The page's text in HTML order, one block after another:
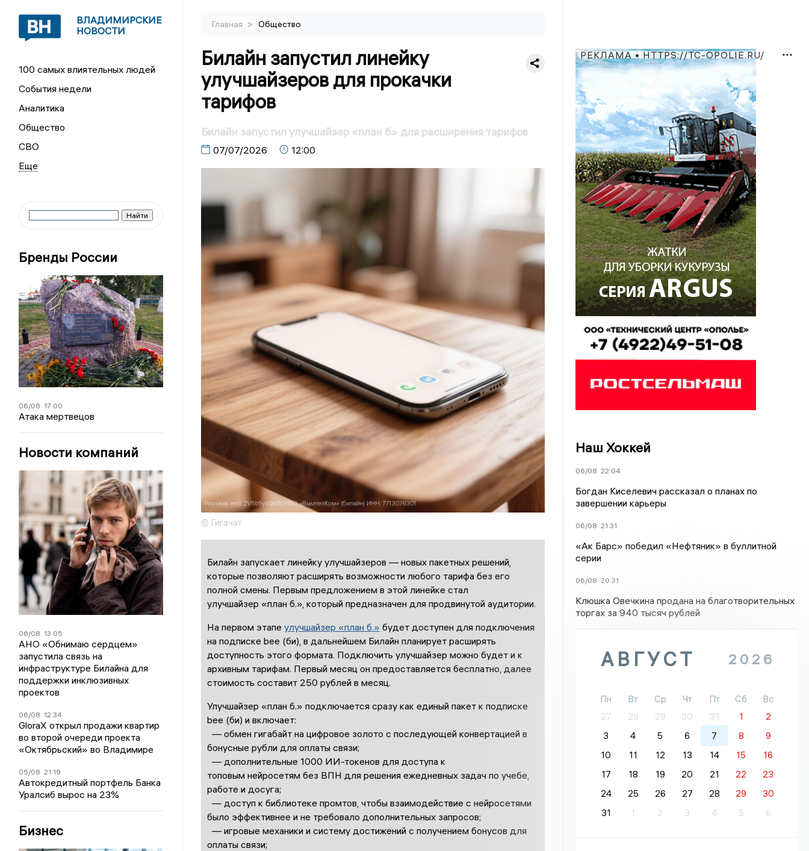
ВЛАДИМИРСКИЕ
НОВОСТИ
100 самых влиятельных людей
События недели
Аналитика
Общество
СВО
Бренды России
06/08 17:00
Атака мертвецов
Новости компаний
06/08 13:05
АНО «Обнимаю сердцем»
запустила связь на
инфраструктуре Билайна для
поддержки инклюзивных
проектов
06/08 12:34
GloraX открыл продажи квартир
во второй очереди проекта
«Октябрьский» во Владимире
05/08 21:19
Автокредитный портфель Банка
Уралсиб вырос на 23%
Бизнес
Главная > Общество
Билайн запустил линейку
улучшайзеров для прокачки
тарифов
Билайн запустил улучшайзер «план б» для расширения тарифов
07/07/2026 12:00
© Гигачат
Билайн запускает линейку улучшайзеров — новых пакетных решений,
которые позволяют расширять возможности любого тарифа без его
полной смены. Первым предложением в этой линейке стал
улучшайзер «план б.», который предназначен для продвинутой аудитории.
На первом этапе улучшайзер «план б.» будет доступен для подключения
на подписке bee (би), в дальнейшем Билайн планирует расширять
доступность этого формата. Подключить улучшайзер можно будет и к
архивным тарифам. Первый месяц он предоставляется бесплатно, далее
стоимость составит 250 рублей в месяц.
Улучшайзер «план б.» подключается сразу как единый пакет к подписке
bee (би) и включает:
— обмен гигабайт на цифровое золото с последующей конвертацией в
бонусные рубли для оплаты связи;
— дополнительные 1000 ИИ-токенов для доступа к
топовым нейросетям без ВПН для решения ежедневных задач по учебе,
работе и досуга;
— доступ к библиотеке промтов, чтобы взаимодействие с нейросетями
было эффективнее и не требовало дополнительных запросов;
— игровые механики и систему достижений с получением бонусов для
оплаты связи;
РЕКЛАМА • HTTPS://TC-OPOLIE.RU/
Наш Хоккей
06/08 22:04
Богдан Киселевич рассказал о планах по
завершении карьеры
06/08 21:31
«Ак Барс» победил «Нефтяник» в буллитной
серии
06/08 20:31
Клюшка Овечкина продана на благотворительных
торгах за 940 тысяч рублей
АВГУСТ 2026
Пн Вт Ср Чт Пт Сб
Вс
27
28 29 30 31 1
2
3
4 5 6 7 8
9
10
11 12 13 14 15
16
17
18 19 20 21 22
23
24
25 26 27 28 29
30
31
1 2 3 4 5 6